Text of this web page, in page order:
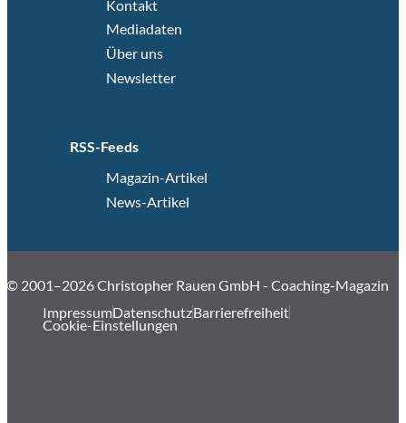
Kontakt
Mediadaten
Über uns
Newsletter
RSS-Feeds
Magazin-Artikel
News-Artikel
© 2001–2026 Christopher Rauen GmbH - Coaching-Magazin
ImpressumDatenschutzBarrierefreiheit
Cookie-Einstellungen